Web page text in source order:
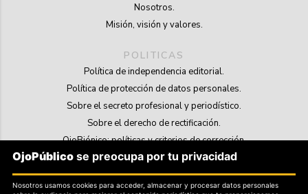
Nosotros.
Misión, visión y valores.
POLITICAS
Política de independencia editorial.
Política de protección de datos personales.
Sobre el secreto profesional y periodístico.
Sobre el derecho de rectificación.
OjoBiónico: políticas y criterios de corrección.
Sobre libertad de información frente a pedidos de retiro de contenidos.
SOSTENIBILIDAD
OjoPúblico se preocupa por tu privacidad
Nosotros usamos cookies para acceder, almacenar y procesar datos personales